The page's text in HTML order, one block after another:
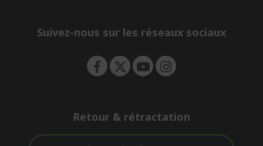
e
Suivez-nous sur les réseaux sociaux
Retour & rétractation